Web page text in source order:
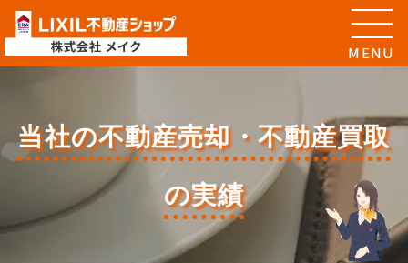
当社の不動産売却・不動産買取
の実績